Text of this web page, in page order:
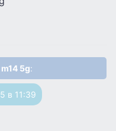
5g:
в 11:39